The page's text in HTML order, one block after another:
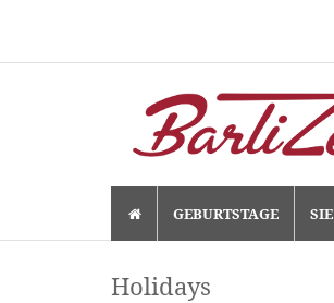
content
GEBURTSTAGE SIE
Holidays